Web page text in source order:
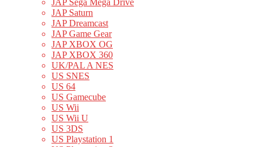
JAP Sega Mega Drive
JAP Saturn
JAP Dreamcast
JAP Game Gear
JAP XBOX OG
JAP XBOX 360
UK/PAL A NES
US SNES
US 64
US Gamecube
US Wii
US Wii U
US 3DS
US Playstation 1